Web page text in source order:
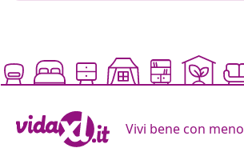
Vivi bene con meno